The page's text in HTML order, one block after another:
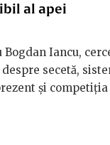
al apei
Bogdan Iancu,
secetă,
și competiția